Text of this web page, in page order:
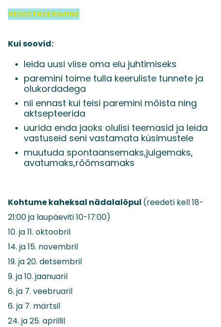
REGISTREERIMINE
Kui soovid:
leida uusi viise oma elu juhtimiseks
paremini toime tulla keeruliste tunnete ja
olukordadega
nii ennast kui teisi paremini mõista ning
aktsepteerida
uurida enda jaoks olulisi teemasid ja leida
vastuseid seni vastamata küsimustele
muutuda spontaansemaks,julgemaks,
avatumaks,rõõmsamaks
Kohtume kaheksal nädalalõpul (reedeti kell 18-
21:00 ja laupäeviti 10-17:00)
10. ja 11. oktoobril
14. ja 15. novembril
19. ja 20. detsembril
9. ja 10. jaanuaril
6. ja 7. veebruaril
6. ja 7. märtsil
24. ja 25. aprillil